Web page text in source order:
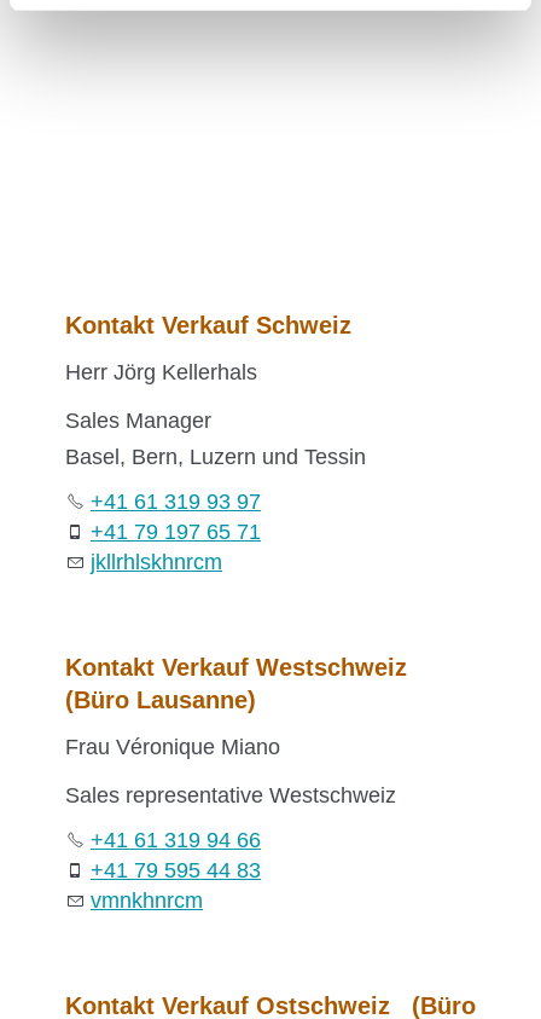
Kontakt Verkauf Schweiz
Herr Jörg Kellerhals
Sales Manager
Basel, Bern, Luzern und Tessin
+41 61 319 93 97
+41 79 197 65 71
jk rh lskhnrcm
Kontakt Verkauf Westschweiz
(Büro Lausanne)
Frau Véronique Miano
Sales representative Westschweiz
+41 61 319 94 66
+41 79 595 44 83
vmnkhnrcm
Kontakt Verkauf Ostschweiz (Büro